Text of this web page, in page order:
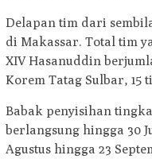
Delapan tim dari
di Makassar. Total tim
XIV Hasanuddin
Korem Tatag Sulbar, 15
Babak penyisihan
berlangsung hingga 30
Agustus hingga 23